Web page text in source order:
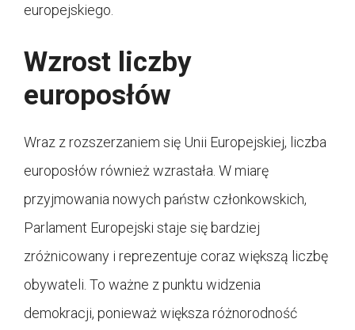
europejskiego.
Wzrost liczby
europosłów
Wraz z rozszerzaniem się Unii Europejskiej, liczba
europosłów również wzrastała. W miarę
przyjmowania nowych państw członkowskich,
Parlament Europejski staje się bardziej
zróżnicowany i reprezentuje coraz większą liczbę
obywateli. To ważne z punktu widzenia
demokracji, ponieważ większa różnorodność